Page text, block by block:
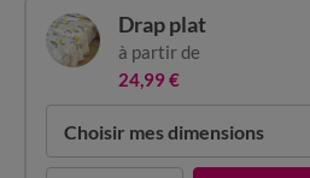
Choisir mes dimensions
Drap plat
à partir de
24,99 €